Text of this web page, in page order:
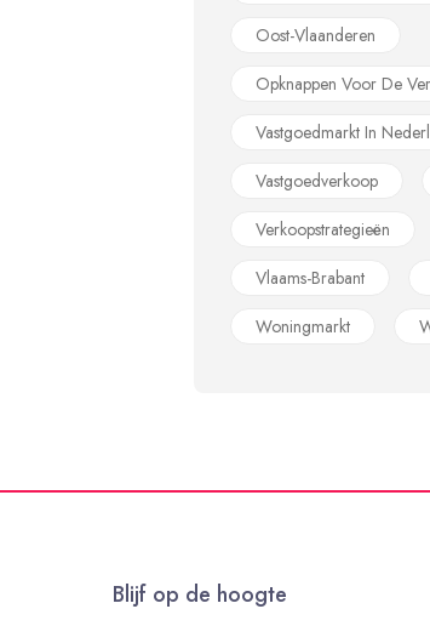
Oost-Vlaanderen
Opknappen Voor De
Vastgoedmarkt In
Vastgoedverkoop
Verkoopstrategieën
Vlaams-Brabant
Woningmarkt
Blijf op de hoogte